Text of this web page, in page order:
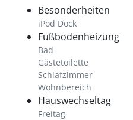
Besonderheiten
iPod Dock
Fußbodenheizung
Bad
Gästetoilette
Schlafzimmer
Wohnbereich
Hauswechseltag
Freitag